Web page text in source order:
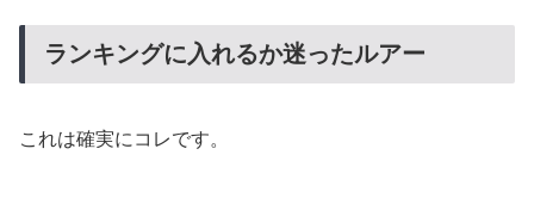
ランキングに入れるか迷ったルアー
これは確実にコレです。